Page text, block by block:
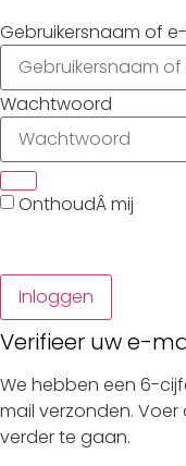
Gebruikersnaam of
Wachtwoord
Inloggen
Verifieer uw e-
We hebben een 6-
mail verzonden.
verder te gaan.